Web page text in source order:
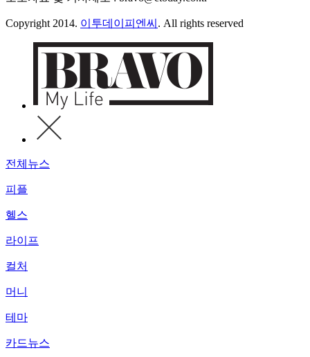
Copyright 2014. 이투데이피엔씨 . All rights reserved
전체뉴스
피플
헬스
라이프
컬처
머니
테마
카드뉴스